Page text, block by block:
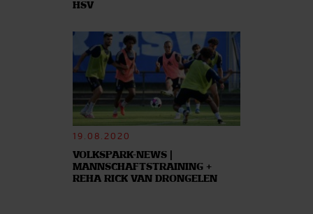
HSV
19.08.2020
VOLKSPARK-NEWS |
MANNSCHAFTSTRAINING +
REHA RICK VAN DRONGELEN